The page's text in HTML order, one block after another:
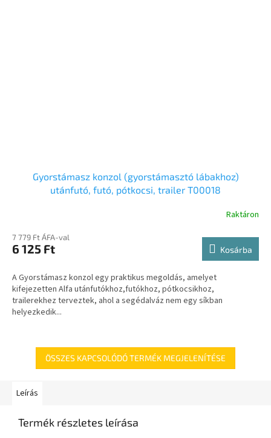
Gyorstámasz konzol (gyorstámasztó lábakhoz)
utánfutó, futó, pótkocsi, trailer T00018
Raktáron
7 779 Ft ÁFA-val
6 125 Ft Kosárba
A Gyorstámasz konzol egy praktikus megoldás, amelyet
kifejezetten Alfa utánfutókhoz,futókhoz, pótkocsikhoz,
trailerekhez terveztek, ahol a segédalváz nem egy síkban
helyezkedik...
ÖSSZES KAPCSOLÓDÓ TERMÉK MEGJELENÍTÉSE
Leírás
Termék részletes leírása